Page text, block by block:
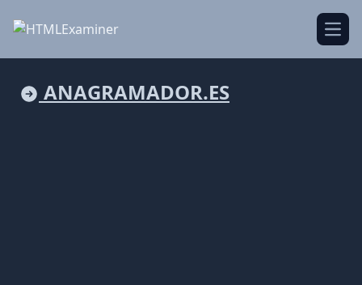
ANAGRAMADOR.ES